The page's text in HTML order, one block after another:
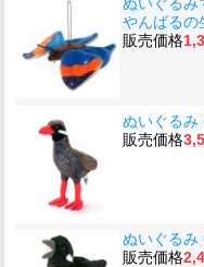
やんばるの
販売価格
ぬいぐるみ
販売価格
ぬいぐるみ
販売価格